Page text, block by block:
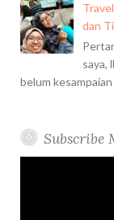
dan
saya,
belum
Subscribe